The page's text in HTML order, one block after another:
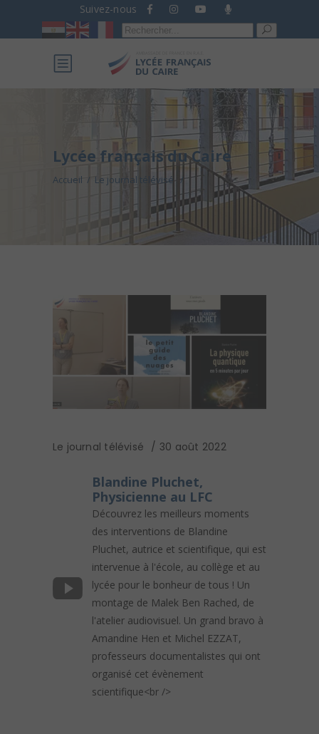
Suivez-nous
Recherche
pour :
Lycée français du Caire
Accueil / Le journal télévisé /
Le journal télévisé 30 août 2022
Blandine Pluchet,
Physicienne au LFC
Découvrez les meilleurs moments
des interventions de Blandine
Pluchet, autrice et scientifique, qui est
intervenue à l'école, au collège et au
lycée pour le bonheur de tous ! Un
montage de Malek Ben Rached, de
l'atelier audiovisuel. Un grand bravo à
Amandine Hen et Michel EZZAT,
professeurs documentalistes qui ont
organisé cet évènement
scientifique<br />